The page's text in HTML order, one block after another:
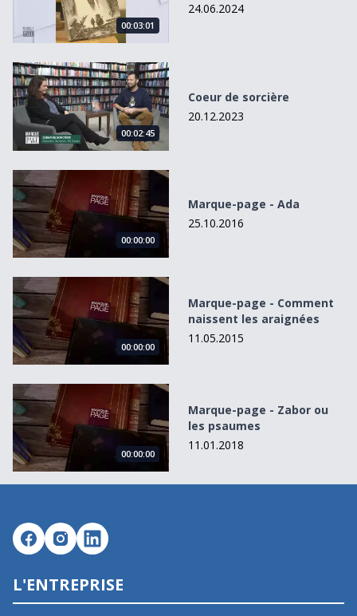
00:03:01
24.06.2024
Coeur de sorcière
00:02:45
Coeur de sorcière
20.12.2023
Marque-page - Ada
00:00:00
Marque-page - Ada
25.10.2016
Marque-page - Comment naissent les araignées
00:00:00
Marque-page - Comment
naissent les araignées
11.05.2015
Marque-page - Zabor ou les psaumes
00:00:00
Marque-page - Zabor ou
les psaumes
11.01.2018
L'ENTREPRISE